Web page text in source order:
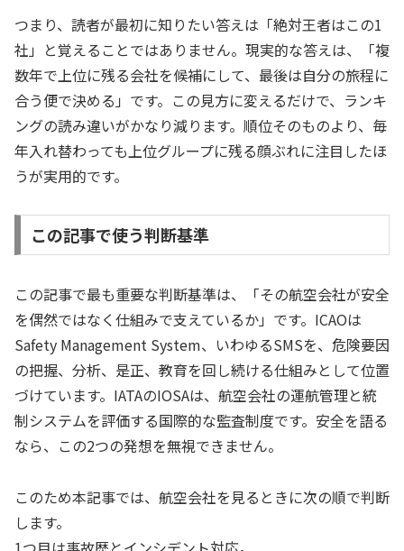
つまり、読者が最初に知りたい答えは「絶対王者はこの1
社」と覚えることではありません。現実的な答えは、「複
数年で上位に残る会社を候補にして、最後は自分の旅程に
合う便で決める」です。この見方に変えるだけで、ランキ
ングの読み違いがかなり減ります。順位そのものより、毎
年入れ替わっても上位グループに残る顔ぶれに注目したほ
うが実用的です。
この記事で使う判断基準
この記事で最も重要な判断基準は、「その航空会社が安全
を偶然ではなく仕組みで支えているか」です。ICAOは
Safety Management System、いわゆるSMSを、危険要因
の把握、分析、是正、教育を回し続ける仕組みとして位置
づけています。IATAのIOSAは、航空会社の運航管理と統
制システムを評価する国際的な監査制度です。安全を語る
なら、この2つの発想を無視できません。
このため本記事では、航空会社を見るときに次の順で判断
します。